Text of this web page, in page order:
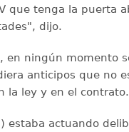
que tenga la puerta
dijo.
en ningún momento
anticipos que no
la ley y en el contrato.
estaba actuando